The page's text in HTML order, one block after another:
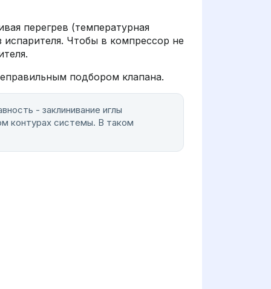
перегрев (температурная
Чтобы в компрессор не
подбором клапана.
- заклинивание иглы
контурах системы. В таком